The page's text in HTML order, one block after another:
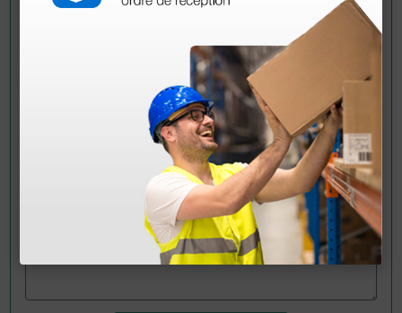
Avez-vous encore des doutes ? Avez-vous besoin
d'autres informations ? Envoyez maintenant votre
question aux collègues qui ont déjà acheté ce